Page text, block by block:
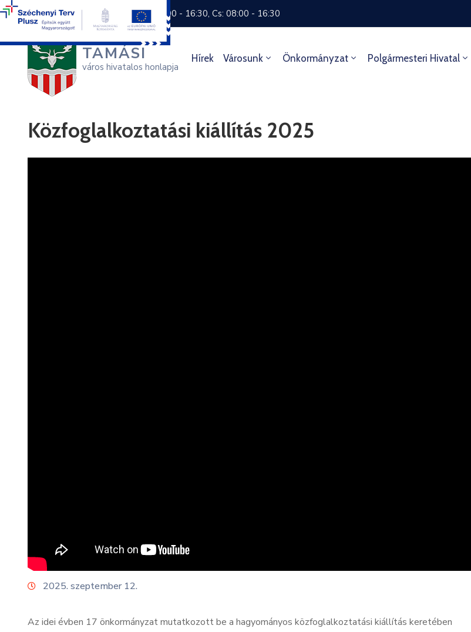
+36 74 570 800 H: 8:00 - 16:30, Cs: 08:00 - 16:30
TAMÁSI
város hivatalos honlapja
Hírek Városunk Önkormányzat Polgármesteri Hivatal
Közfoglalkoztatási kiállítás 2025
2025. szeptember 12.
Az idei évben 17 önkormányzat mutatkozott be a hagyományos közfoglalkoztatási kiállítás keretében